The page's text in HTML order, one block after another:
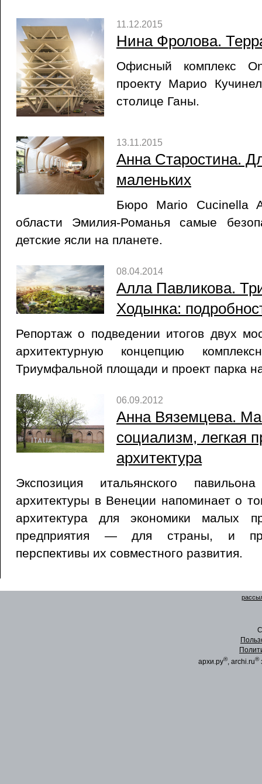
11.12.2015
Нина Фролова.
Офисный комплекс
проекту Марио
столице Ганы.
13.11.2015
Анна Старостина.
маленьких
Бюро Mario Cucinella
области Эмилия-Романья самые
детские ясли на планете.
08.04.2014
Алла Павликова.
Ходынка:
Репортаж о подведении итогов двух
архитектурную концепцию
Триумфальной площади и проект парка
06.09.2012
Анна Вяземцева.
социализм, легкая
архитектура
Экспозиция итальянского
архитектуры в Венеции напоминает о
архитектура для экономики малых
предприятия — для страны, и
перспективы их совместного развития.
архи.ру®, archi.ru®